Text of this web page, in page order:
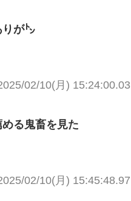
が㌧
02/10(月) 15:24:00.03
る鬼畜を見た
02/10(月) 15:45:48.97